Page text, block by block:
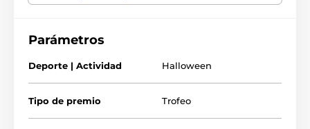
memorable de las festividades de Halloween. El
Trofeos de Halloween Halloween
Parámetros
Deporte | Actividad Halloween
Tipo de premio Trofeo